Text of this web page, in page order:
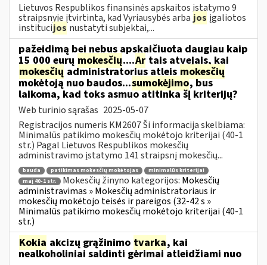
Lietuvos Respublikos finansinės apskaitos įstatymo 9
straipsnyje įtvirtinta, kad Vyriausybės arba jos įgaliotos
institucijos nustatyti subjektai,...
pažeidimą bei nebus apskaičiuota daugiau kaip
15 000 eurų mokesčių....Ar tais atvejais, kai
mokesčių administratorius atleis mokesčių
mokėtoją nuo baudos...sumokėjimo, bus
laikoma, kad toks asmuo atitinka šį kriterijų?
Web turinio sąrašas 2025-05-07
Registracijos numeris KM2607 Ši informacija skelbiama:
Minimalūs patikimo mokesčių mokėtojo kriterijai (40-1
str.) Pagal Lietuvos Respublikos mokesčių
administravimo įstatymo 141 straipsnį mokesčių...
bauda patikimas mokesčių mokėtojas
minimalūs kriterijai
maį 40-1 str.
Mokesčių žinyno kategorijos: Mokesčių
administravimas » Mokesčių administratoriaus ir
mokesčių mokėtojo teisės ir pareigos (32-42 s »
Minimalūs patikimo mokesčių mokėtojo kriterijai (40-1
str.)
Kokia akcizų grąžinimo tvarka, kai
nealkoholiniai saldinti gėrimai atleidžiami nuo